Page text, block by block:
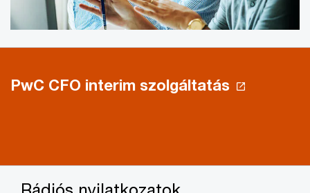
PwC CFO interim szolgáltatás